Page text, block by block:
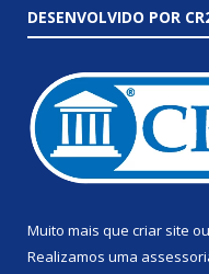
DESENVOLVIDO POR
Muito mais que criar site ou
Realizamos uma